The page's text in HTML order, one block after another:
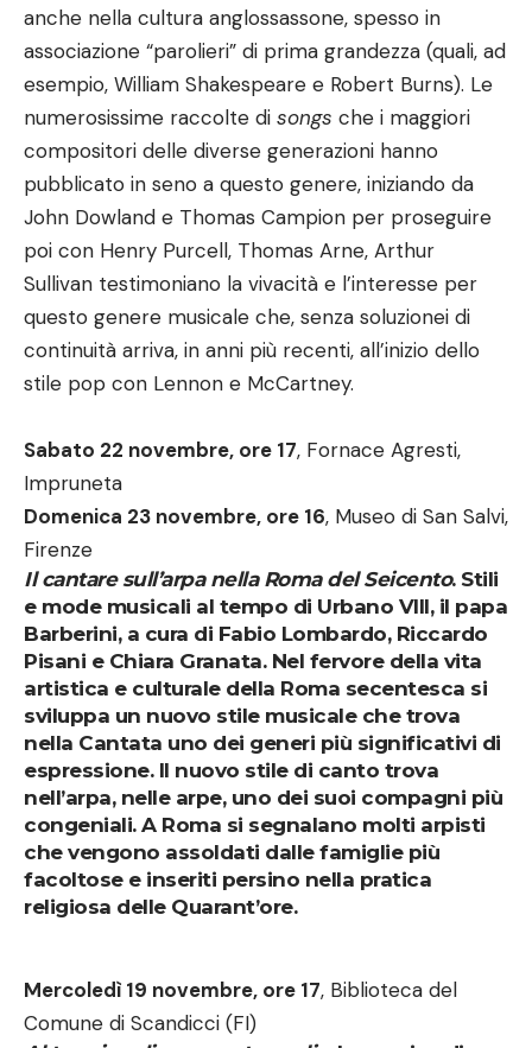
anche nella cultura anglossassone, spesso in
associazione “parolieri” di prima grandezza (quali, ad
esempio, William Shakespeare e Robert Burns). Le
numerosissime raccolte di songs che i maggiori
compositori delle diverse generazioni hanno
pubblicato in seno a questo genere, iniziando da
John Dowland e Thomas Campion per proseguire
poi con Henry Purcell, Thomas Arne, Arthur
Sullivan testimoniano la vivacità e l’interesse per
questo genere musicale che, senza soluzionei di
continuità arriva, in anni più recenti, all’inizio dello
stile pop con Lennon e McCartney.
Sabato 22 novembre, ore 17, Fornace Agresti,
Impruneta
Domenica 23 novembre, ore 16, Museo di San Salvi,
Firenze
Il cantare sull’arpa nella Roma del Seicento. Stili
e mode musicali al tempo di Urbano VIII, il papa
Barberini, a cura di Fabio Lombardo, Riccardo
Pisani e Chiara Granata. Nel fervore della vita
artistica e culturale della Roma secentesca si
sviluppa un nuovo stile musicale che trova
nella Cantata uno dei generi più significativi di
espressione. Il nuovo stile di canto trova
nell’arpa, nelle arpe, uno dei suoi compagni più
congeniali. A Roma si segnalano molti arpisti
che vengono assoldati dalle famiglie più
facoltose e inseriti persino nella pratica
religiosa delle Quarant’ore.
Mercoledì 19 novembre, ore 17, Biblioteca del
Comune di Scandicci (FI)